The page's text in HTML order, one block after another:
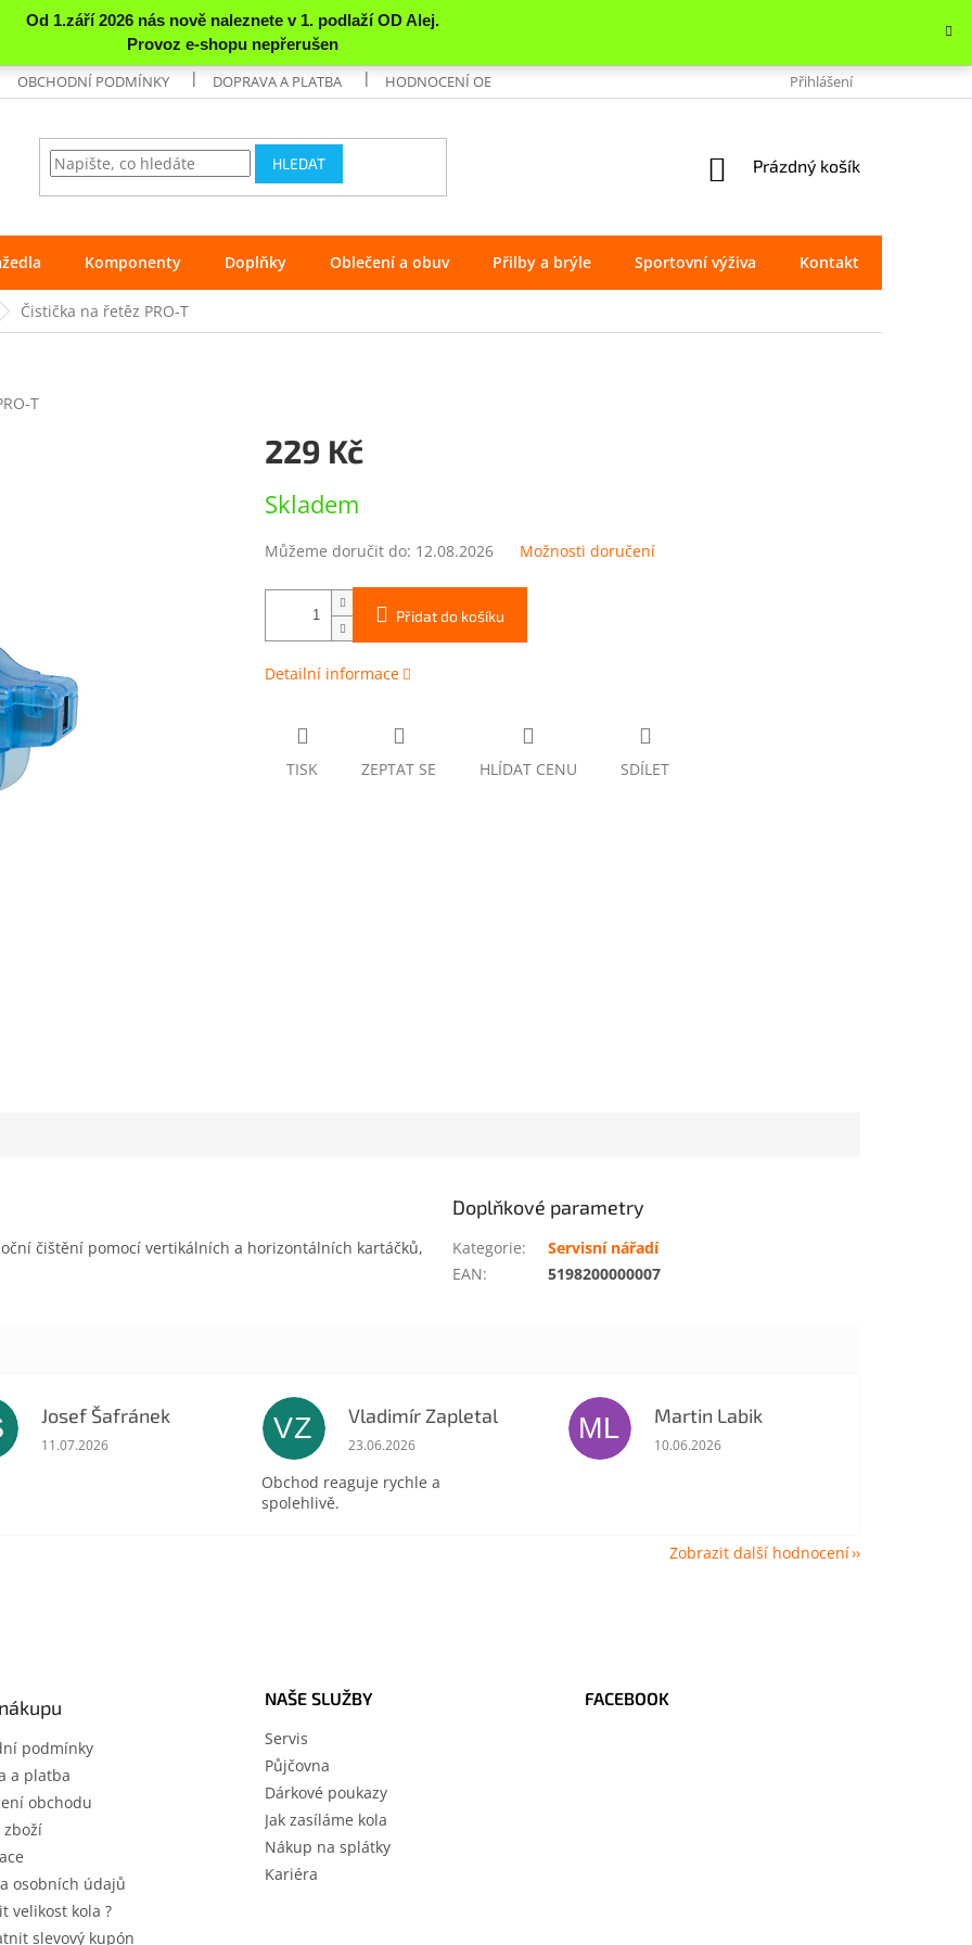
OBCHODNÍ PODMÍNKY DOPRAVA A PLATBA HODNOCENÍ OBCHODU REKLAMACE OCHRANA
Přihlášení
HLEDAT
NÁKUPNÍ
Prázdný košík
Komponenty Doplňky Oblečení a obuv Přilby a brýle Sportovní výživa Kontakt
Čistička na řetěz PRO-T
T
229 Kč
cena:
Skladem
Můžeme doručit do: 12.08.2026 Možnosti doručení
Přidat do košíku
Detailní informace
TISK ZEPTAT SE HLÍDAT CENU SDÍLET
čištění pomocí vertikálních a horizontálních kartáčků,
Doplňkové parametry
Kategorie:
Servisní nářadí
EAN: 5198200000007
Josef Šafránek
Hodnocení obchodu je 5 z 5 hvězdiček.
11.07.2026
VZ Vladimír Zapletal
Hodnocení obchodu je 5 z 5 hvězdiček.
23.06.2026
Obchod reaguje rychle a
spolehlivě.
ML Martin Labik
Hodnocení obchodu je 5 z 5 hvězdiček.
10.06.2026
Zobrazit další hodnocení
podmínky
a platba
obchodu
zboží
osobních údajů
velikost kola ?
slevový kupón
NAŠE SLUŽBY
Servis
Půjčovna
Dárkové poukazy
Jak zasíláme kola
Nákup na splátky
Kariéra
FACEBOOK